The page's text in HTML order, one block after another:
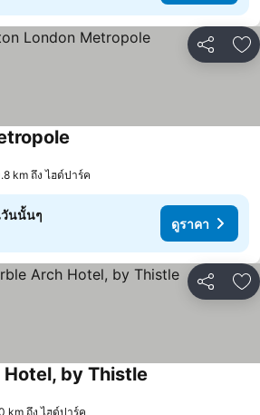
แชร์ เ
km ถึง ไฮด์ปาร์ค
วันนั้นๆ
ดูราคา
แชร์ เ
by Thistle
km ถึง ไฮด์ปาร์ค